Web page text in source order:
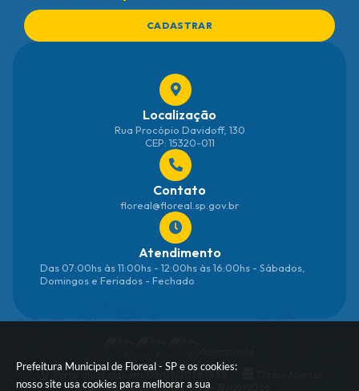
Prefeitura Municipal de Floreal - SP e os cookies:
nosso site usa cookies para melhorar a sua
CADASTRAR
Localização
Rua Procópio Davidoff, 130
CEP: 15320-011
Contato
floreal@floreal.sp.gov.br
Atendimento
Das 07:00hs às 11:00hs - 12:00hs às 16:00hs - Sábados,
Domingos e Feriados - Fechado
Versão do Sistema:3.5.3 - 19/06/2026
Portal atualizado em:05/08/2026 14:58